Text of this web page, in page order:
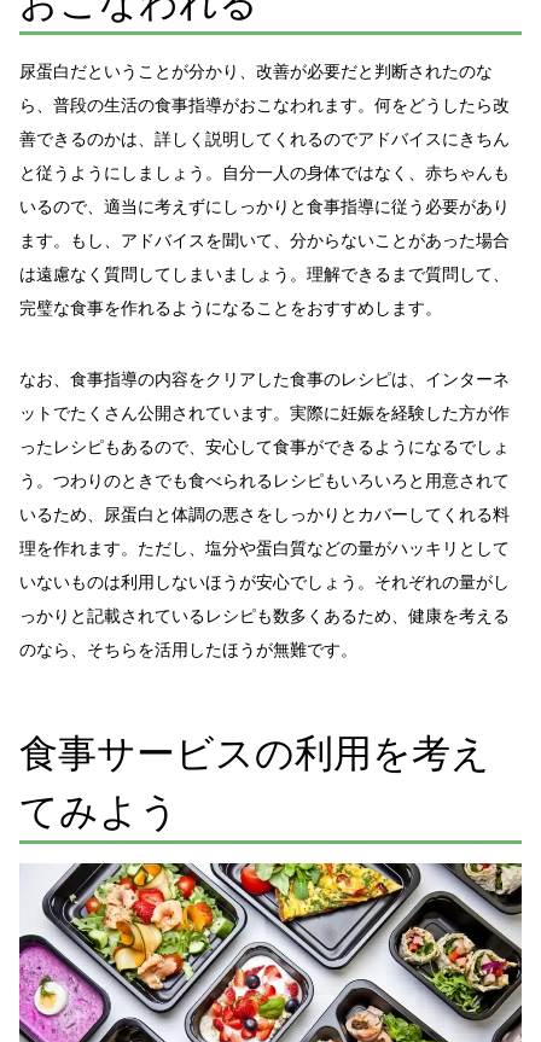
尿蛋白だということが分かり、改善が必要だと判断されたのな
ら、普段の生活の食事指導がおこなわれます。何をどうしたら改
善できるのかは、詳しく説明してくれるのでアドバイスにきちん
と従うようにしましょう。自分一人の身体ではなく、赤ちゃんも
いるので、適当に考えずにしっかりと食事指導に従う必要があり
ます。もし、アドバイスを聞いて、分からないことがあった場合
は遠慮なく質問してしまいましょう。理解できるまで質問して、
完璧な食事を作れるようになることをおすすめします。
なお、食事指導の内容をクリアした食事のレシピは、インターネ
ットでたくさん公開されています。実際に妊娠を経験した方が作
ったレシピもあるので、安心して食事ができるようになるでしょ
う。つわりのときでも食べられるレシピもいろいろと用意されて
いるため、尿蛋白と体調の悪さをしっかりとカバーしてくれる料
理を作れます。ただし、塩分や蛋白質などの量がハッキリとして
いないものは利用しないほうが安心でしょう。それぞれの量がし
っかりと記載されているレシピも数多くあるため、健康を考える
のなら、そちらを活用したほうが無難です。
食事サービスの利用を考え
てみよう